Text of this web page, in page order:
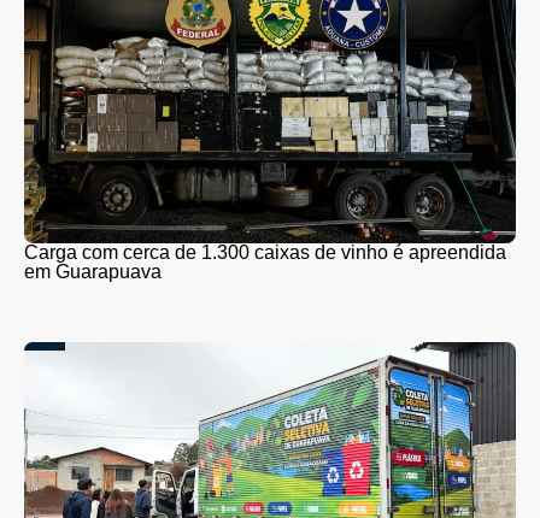
Carga com cerca de 1.300 caixas de vinho é apreendida
em Guarapuava